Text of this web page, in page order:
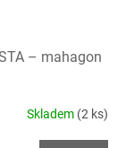
– mahagon
Skladem (2 ks)